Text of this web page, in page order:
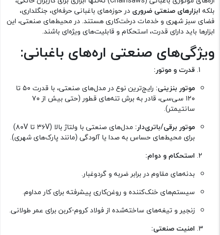
بلکه ابزارهای صنعتی ضروری در حوزه‌های باغبانی حرفه‌ای، جنگلداری،
فضای سبز شهری و خدمات درخت‌کاری هستند. در محیط‌های صنعتی، این
ابزارها باید دارای قدرت، استحکام و قابلیت‌های ویژه‌ای باشند.
ویژگی‌های صنعتی اره‌های باغبانی:
قدرت و موتور:
موتور بنزینی:
رایج‌ترین نوع در مدل‌های صنعتی، با قدرت ۵۰ تا
۱۲۰ سی‌سی، قادر به برش تنه‌های قطور (حتی بیش از ۷۰
سانتیمتر).
موتور برقی/باتری‌دار:
مدل‌های صنعتی با ولتاژ بالا (۳۶V تا ۸۰V)
برای محیط‌های حساس به صدا یا آلودگی (مانند پارک‌های شهری).
استحکام و دوام:
بدنه‌های مقاوم در برابر ضربه و گردوغبار.
سیستم‌های خنک‌کننده و روغن‌کاری پیشرفته برای کار مداوم.
زنجیر و تیغه‌های ساخته‌شده از فولاد کروم-کربن برای عمر طولانی.
امنیت صنعتی: